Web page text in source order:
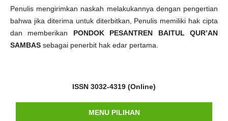
Penulis mengirimkan naskah melakukannya dengan pengertian
bahwa jika diterima untuk diterbitkan, Penulis memiliki hak cipta
dan memberikan PONDOK PESANTREN BAITUL QUR’AN
SAMBAS sebagai penerbit hak edar pertama.
ISSN 3032-4319 (Online)
MENU PILIHAN